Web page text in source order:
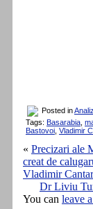
Posted in
Tags: Basarabia
Bastovoi Vladimir
« Precizari ale
creat de
Vladimir
Dr Liviu
You can leave